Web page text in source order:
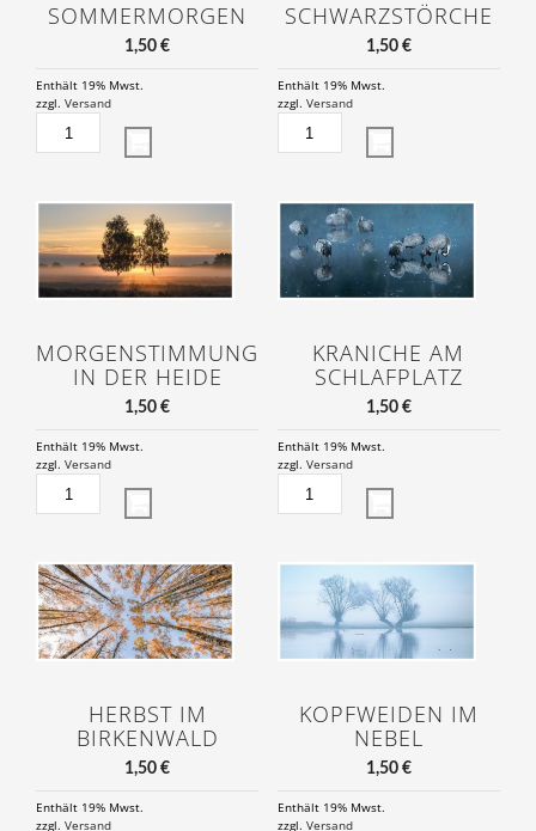
SOMMERMORGEN
1,50€
Enthält 19% Mwst.
zzgl. Versand
SOMMERMORGEN
MENGE
SCHWARZSTÖRCHE
1,50 €
Enthält 19% Mwst.
zzgl. Versand
SCHWARZSTÖRCHE
MENGE
MORGENSTIMMUNG
IN DER HEIDE
1,50€
Enthält 19% Mwst.
zzgl. Versand
MORGENSTIMMUNG
IN
MENGE
KRANICHE AM
SCHLAFPLATZ
1,50 €
Enthält 19% Mwst.
zzgl. Versand
KRANICHE
AM
HERBST IM
BIRKENWALD
1,50€
Enthält 19% Mwst.
zzgl. Versand
KOPFWEIDEN IM
NEBEL
1,50 €
Enthält 19% Mwst.
zzgl. Versand